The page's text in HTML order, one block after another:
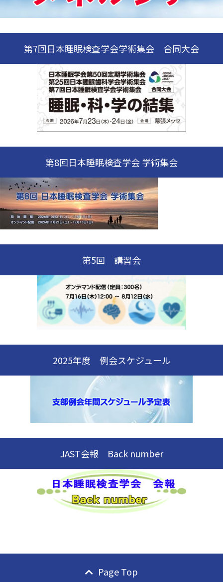
第7回日本睡眠検査学会学術集会 合同大会
第8回日本睡眠検査学会 学術集会
第5回 講習会
2025年度 例会スケジュール
JAST会報 Back number
Page Top